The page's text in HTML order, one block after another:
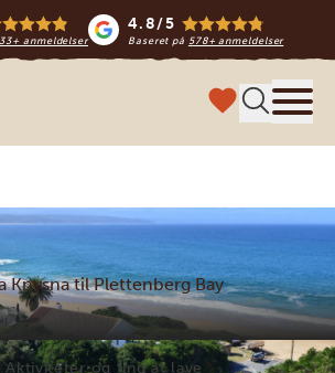
anmeldelser
4.8/5
Baseret på 578+ anmeldelser
Knysna til Plettenberg Bay
Aktiviteter og ting at lave